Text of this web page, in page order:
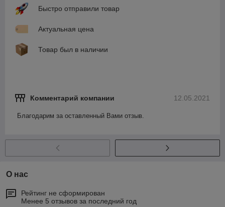
Быстро отправили товар
Актуальная цена
Товар был в наличии
12.05.2021
Комментарий компании
Благодарим за оставленный Вами отзыв.
О нас
Рейтинг не сформирован
Менее 5 отзывов за последний год